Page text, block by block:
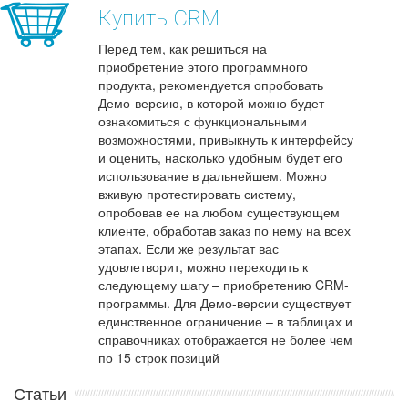
Купить CRM
Перед тем, как решиться на
приобретение этого программного
продукта, рекомендуется опробовать
Демо-версию, в которой можно будет
ознакомиться с функциональными
возможностями, привыкнуть к интерфейсу
и оценить, насколько удобным будет его
использование в дальнейшем. Можно
вживую протестировать систему,
опробовав ее на любом существующем
клиенте, обработав заказ по нему на всех
этапах. Если же результат вас
удовлетворит, можно переходить к
следующему шагу – приобретению CRM-
программы. Для Демо-версии существует
единственное ограничение – в таблицах и
справочниках отображается не более чем
по 15 строк позиций
Статьи